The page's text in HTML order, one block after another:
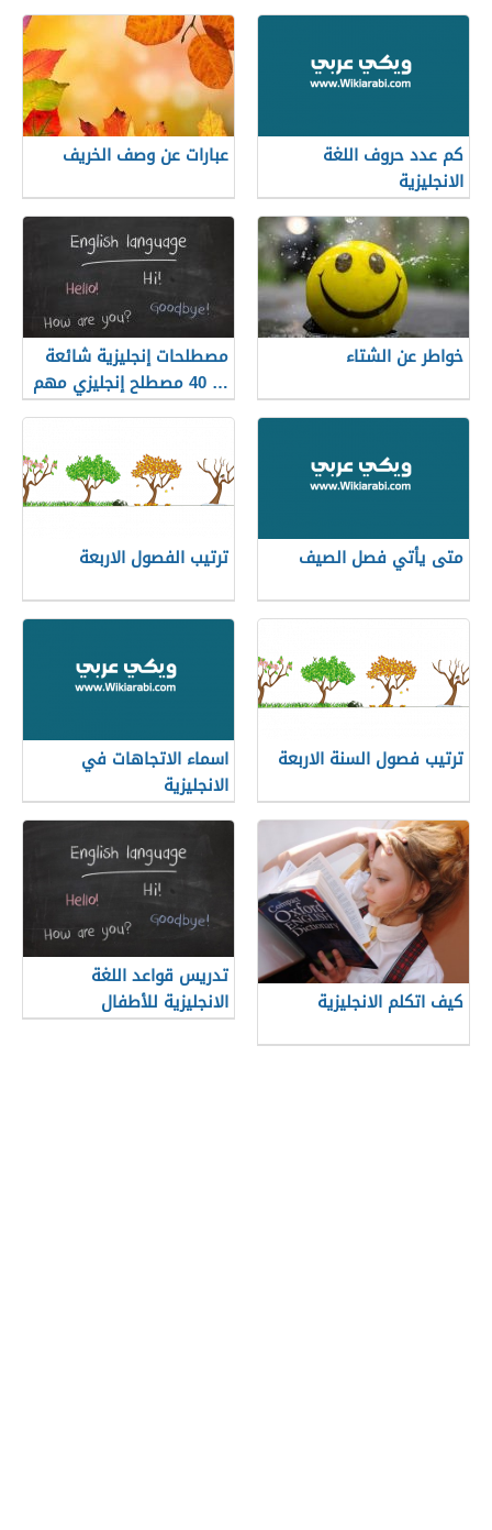
كم عدد حروف اللغة
الانجليزية
عبارات عن وصف الخريف
خواطر عن الشتاء
مصطلحات إنجليزية شائعة
… 40 مصطلح إنجليزي مهم
متى يأتي فصل الصيف ترتيب الفصول الاربعة
ترتيب فصول السنة الاربعة
اسماء الاتجاهات في
الانجليزية
كيف اتكلم الانجليزية
تدريس قواعد اللغة
الانجليزية للأطفال